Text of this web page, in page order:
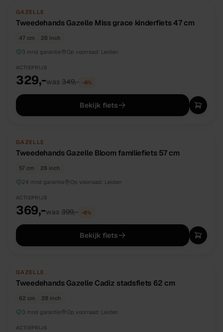
TWEEDEHANDS
GAZELLE
Tweedehands Gazelle Miss grace kinderfiets 47 cm
47 cm
26 inch
3 mnd garantie
Op voorraad: Leiden
ACTIEPRIJS
329,-was 349,- −6%
Bekijk fiets
TWEEDEHANDS
GAZELLE
Tweedehands Gazelle Bloom familiefiets 57 cm
57 cm
28 inch
24 mnd garantie
Op voorraad: Leiden
ACTIEPRIJS
369,-was 399,- −8%
Bekijk fiets
TWEEDEHANDS
GAZELLE
Tweedehands Gazelle Cadiz stadsfiets 62 cm
62 cm
28 inch
3 mnd garantie
Op voorraad: Leiden
ACTIEPRIJS